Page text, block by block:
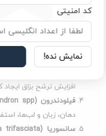
دیفن‌باخیا
سوزش شدید دهان،
می‌شود.
کالاتیا یا دراسینا
افزایش ترشح بزاق ایجاد
فیلودندرون (Philodendron spp.)
دهان، زبان و لب‌ها،
سانسوریا (Sansevieria trifasciata)
کد امنیتی
نمایش نده!